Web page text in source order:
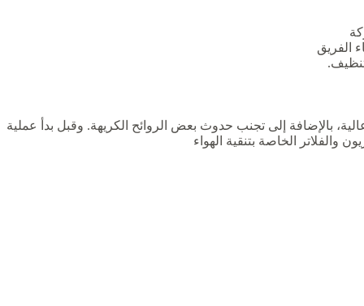
الفريق
بالإضافة إلى تجنب حدوث بعض الروائح الكريهة. وقبل بدأ عملية
الخاصة بتنقية الهواء